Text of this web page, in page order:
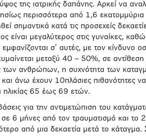
της ιατρικής δαπάνης. Αρκεί να
περισσότερα από 1,6
σημαντικά κατά τις προσεχείς
είναι μεγαλύτερος στις γυναίκες,
σ’ αυτές, με τον κίνδυνο
μεταξύ 40 – 50%, σε
των ανθρώπων, η συχνότητα των
άνω έχουν 10πλάσιες πιθανότητες
ηλικίας 65 έως 69 ετών.
για την αντιμετώπιση του
6 μήνες από τον τραυματισμό και το
από μια δεκαετία μετά το